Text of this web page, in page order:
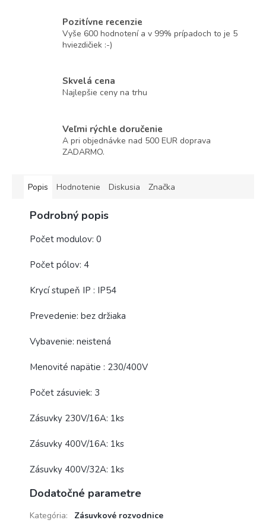
Pozitívne recenzie
Vyše 600 hodnotení a v 99% prípadoch to je 5
hviezdičiek :-)
Skvelá cena
Najlepšie ceny na trhu
Veľmi rýchle doručenie
A pri objednávke nad 500 EUR doprava
ZADARMO.
Popis Hodnotenie Diskusia Značka
Podrobný popis
Počet modulov: 0
Počet pólov: 4
Krycí stupeň IP : IP54
Prevedenie: bez držiaka
Vybavenie: neistená
Menovité napätie : 230/400V
Počet zásuviek: 3
Zásuvky 230V/16A: 1ks
Zásuvky 400V/16A: 1ks
Zásuvky 400V/32A: 1ks
Dodatočné parametre
Kategória:
Zásuvkové rozvodnice